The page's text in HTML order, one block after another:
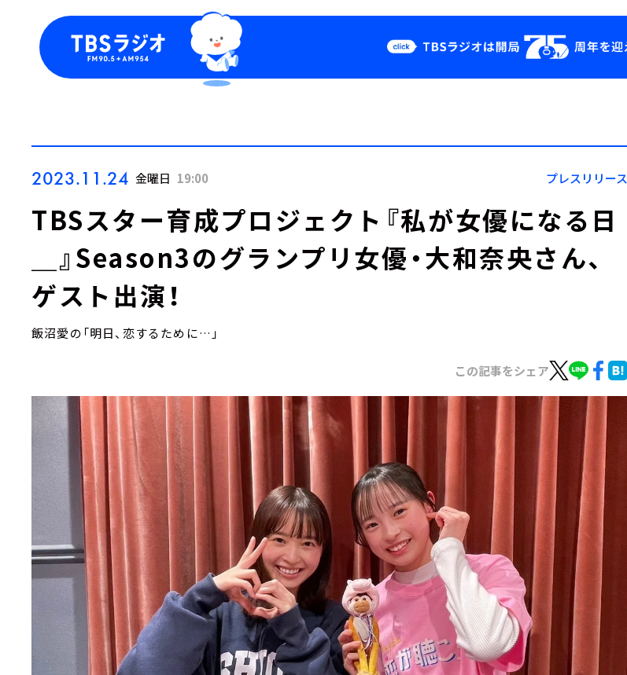
Podcast
YouTube
会社情報
2023.11.24 金曜日 19:00 プレスリリース
TBSスター育成プロジェクト『私が女優になる日
＿』Season3のグランプリ女優・大和奈央さん、
ゲスト出演！
飯沼愛の「明日、恋するために…」
この記事をシェア